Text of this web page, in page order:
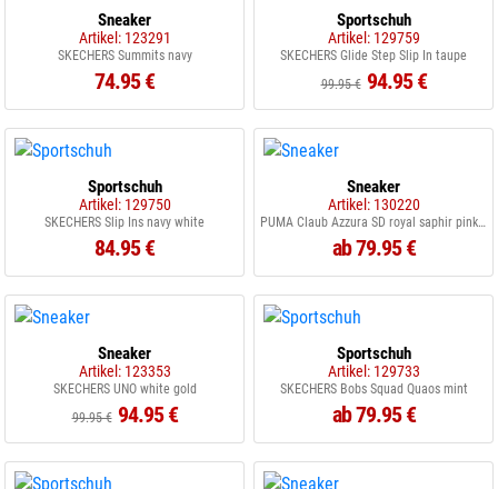
Sneaker
Artikel: 123291
SKECHERS Summits navy
74.95 €
Sportschuh
Artikel: 129759
SKECHERS Glide Step Slip In taupe
99.95 € 94.95 €
Sportschuh
Artikel: 129750
SKECHERS Slip Ins navy white
84.95 €
Sneaker
Artikel: 130220
PUMA Claub Azzura SD royal saphir pink shimmer
ab 79.95 €
Sneaker
Artikel: 123353
SKECHERS UNO white gold
99.95 € 94.95 €
Sportschuh
Artikel: 129733
SKECHERS Bobs Squad Quaos mint
ab 79.95 €